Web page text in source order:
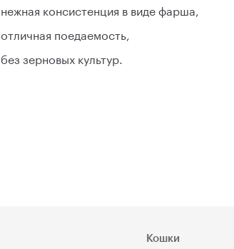
нежная консистенция в виде фарша,
отличная поедаемость,
без зерновых культур.
Кошки